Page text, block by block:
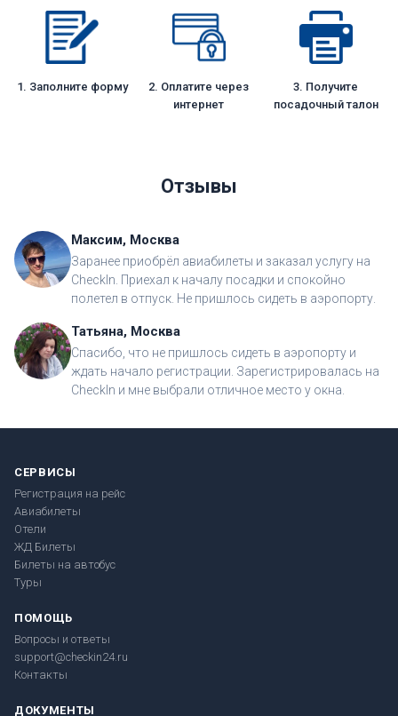
1. Заполните форму
2. Оплатите через
интернет
3. Получите
посадочный талон
Отзывы
Максим, Москва
Заранее приобрёл авиабилеты и заказал услугу на
CheckIn. Приехал к началу посадки и спокойно
полетел в отпуск. Не пришлось сидеть в аэропорту.
Татьяна, Москва
Спасибо, что не пришлось сидеть в аэропорту и
ждать начало регистрации. Зарегистрировалась на
CheckIn и мне выбрали отличное место у окна.
СЕРВИСЫ
Регистрация на рейс
Авиабилеты
Отели
ЖД Билеты
Билеты на автобус
Туры
ПОМОЩЬ
Вопросы и ответы
support@checkin24.ru
Контакты
ДОКУМЕНТЫ